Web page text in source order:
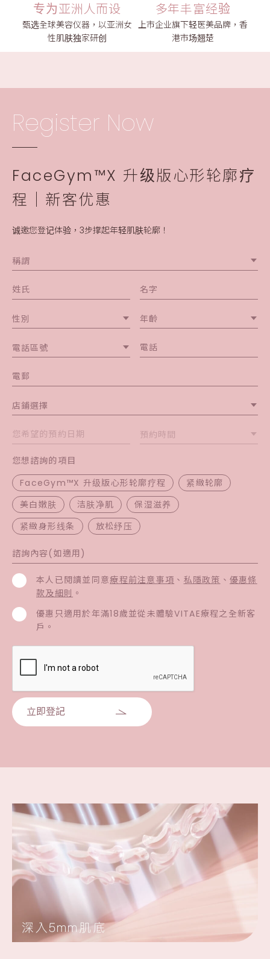
专为亚洲人而设
甄选全球美容仪器，以亚洲女
性肌肤独家研创
多年丰富经验
上市企业旗下轻医美品牌，香
港市场翘楚
Register Now
FaceGym™X 升级版心形轮廓疗
程│新客优惠
诚邀您登记体验，3步撑起年轻肌肤轮廓！
稱謂
性別 年齡
電話區號
店鋪選擇
預約時間
您想諮詢的項目
FaceGym™X 升级版心形轮廓疗程
紧緻轮廓
美白嫩肤
洁肤净肌
保湿滋养
紧緻身形线条
放松纾压
本人已閱讀並同意療程前注意事項 、 私隱政策 、 優惠條
款及細則 。
優惠只適用於年滿18歲並從未體驗VITAE療程之全新客
戶。
立即登記